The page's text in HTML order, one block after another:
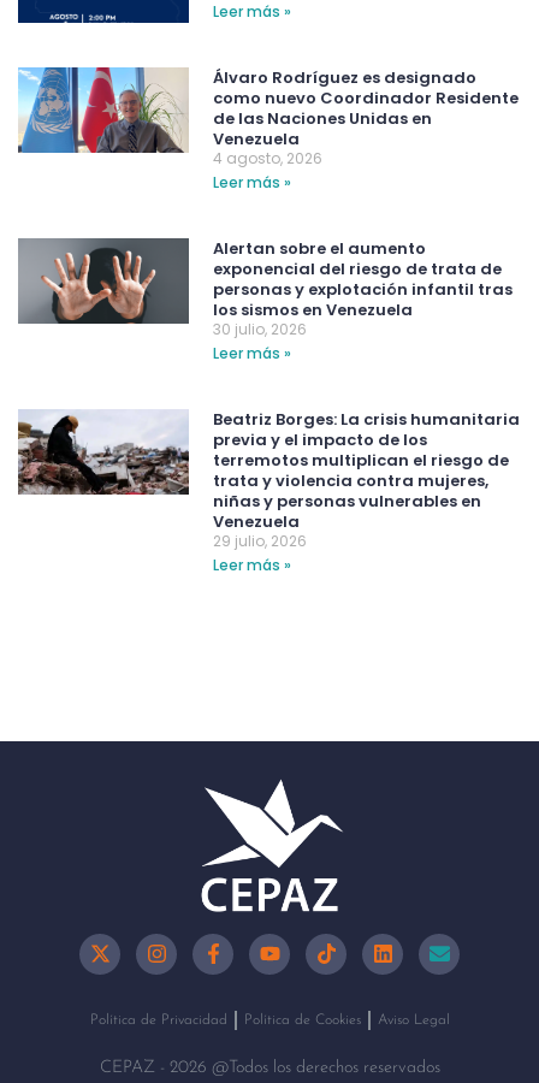
Leer más »
Álvaro Rodríguez es designado
como nuevo Coordinador Residente
de las Naciones Unidas en
Venezuela
4 agosto, 2026
Leer más »
Alertan sobre el aumento
exponencial del riesgo de trata de
personas y explotación infantil tras
los sismos en Venezuela
30 julio, 2026
Leer más »
Beatriz Borges: La crisis humanitaria
previa y el impacto de los
terremotos multiplican el riesgo de
trata y violencia contra mujeres,
niñas y personas vulnerables en
Venezuela
29 julio, 2026
Leer más »
Política de Privacidad Política de Cookies Aviso Legal
CEPAZ - 2026 @Todos los derechos reservados